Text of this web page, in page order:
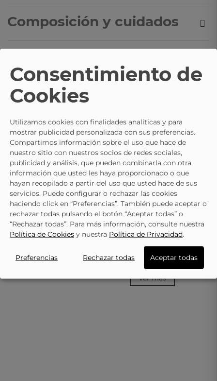
Composición y cuidados
TE PUEDE INTERESAR
Selecciona
una talla
41
44
45
No está mi
talla
AVISADME
SKECHERS
Vegano Relaxed Fit De
Hombre SKECHERS 210892-
69,95 €
Selecciona
una talla
40
44
45
47.5
talla
AVISADME
SKECHERS
Zapatos Para Hombre
SKECHERS Slip-Ins Court
Break Double Vented
CHOC Marrón
71,95 € 79,95 €
Ver más
Consentimiento de
Cookies
Utilizamos cookies con finalidades analíticas y para
mostrar publicidad personalizada con sus preferencias.
Compartimos información sobre el uso que hace de
nuestro sitio con nuestros socios de redes sociales,
publicidad y análisis, que pueden combinarla con otra
información que usted les haya proporcionado o que
hayan recopilado a partir del uso que usted hace de sus
servicios. Puede configurar o rechazar las cookies
haciendo click en “Preferencias”. También puede aceptar o
rechazar todas pulsando el botón “Aceptar todas” o
“Rechazar todas”. Para más información, consulte nuestra
Política de Cookies y nuestra Política de Privacidad.
Preferencias Rechazar todas Aceptar todas